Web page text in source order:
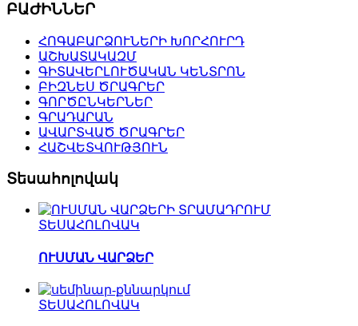
ԲԱԺԻՆՆԵՐ
ՀՈԳԱԲԱՐՁՈՒՆԵՐԻ ԽՈՐՀՈՒՐԴ
ԱՇԽԱՏԱԿԱԶՄ
ԳԻՏԱՎԵՐԼՈՒԾԱԿԱՆ ԿԵՆՏՐՈՆ
ԲԻԶՆԵՍ ԾՐԱԳՐԵՐ
ԳՈՐԾԸՆԿԵՐՆԵՐ
ԳՐԱԴԱՐԱՆ
ԱՎԱՐՏՎԱԾ ԾՐԱԳՐԵՐ
ՀԱՇՎԵՏՎՈՒԹՅՈՒՆ
Տեսահոլովակ
ՏԵՍԱՀՈԼՈՎԱԿ
ՈՒՍՄԱՆ ՎԱՐՁԵՐ
ՏԵՍԱՀՈԼՈՎԱԿ